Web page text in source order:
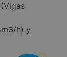
h) y